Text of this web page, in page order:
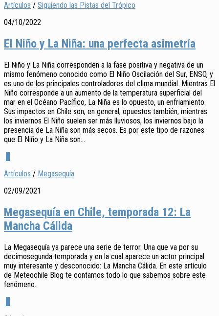
Artículos / Siguiendo las Pistas del Trópico
04/10/2022
El Niño y La Niña: una perfecta asimetría
El Niño y La Niña corresponden a la fase positiva y negativa de un
mismo fenómeno conocido como El Niño Oscilación del Sur, ENSO, y
es uno de los principales controladores del clima mundial. Mientras El
Niño corresponde a un aumento de la temperatura superficial del
mar en el Océano Pacífico, La Niña es lo opuesto, un enfriamiento.
Sus impactos en Chile son, en general, opuestos también; mientras
los inviernos El Niño suelen ser más lluviosos, los inviernos bajo la
presencia de La Niña son más secos. Es por este tipo de razones
que El Niño y La Niña son...
Artículos / Megasequía
02/09/2021
Megasequía en Chile, temporada 12: La
Mancha Cálida
La Megasequía ya parece una serie de terror. Una que va por su
decimosegunda temporada y en la cual aparece un actor principal
muy interesante y desconocido: La Mancha Cálida. En este artículo
de Meteochile Blog te contamos todo lo que sabemos sobre este
fenómeno.